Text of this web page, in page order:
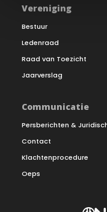
Vereniging
Bestuur
Ledenraad
Raad van Toezicht
Jaarverslag
Communicatie
Persberichten &
Contact
Klachtenprocedure
Oeps